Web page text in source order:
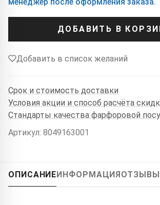
ДОБАВИТЬ В
Добавить в список желаний
Срок и стоимость доставки
Условия акции и способ расчёта
Стандарты качества фарфоровой
Артикул: 8049163001
ОПИСАНИЕИНФОРМАЦИЯОТЗЫВЫ